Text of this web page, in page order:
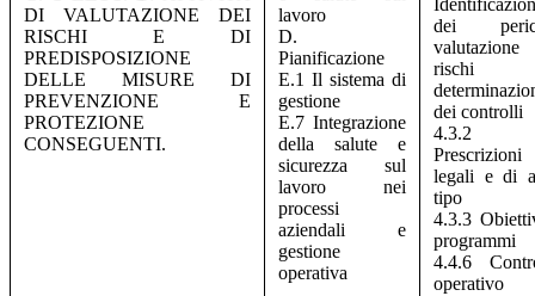
DI VALUTAZIONE DEI
RISCHI E DI
PREDISPOSIZIONE
DELLE MISURE DI
PREVENZIONE E
PROTEZIONE
CONSEGUENTI.
lavoro
D.
Pianificazione
E.1 Il sistema di
gestione
E.7 Integrazione
della salute e
sicurezza sul
lavoro nei
processi
aziendali e
gestione
operativa
dei
valutazione
rischi
dei controlli
4.3.2
Prescrizioni
legali e di
tipo
4.3.3
programmi
4.4.6
operativo